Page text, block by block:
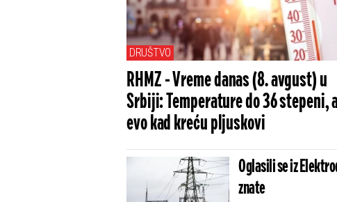
DRUŠTVO
RHMZ - Vreme danas (8. avgust) u
Srbiji: Temperature do 36 stepeni,
evo kad kreću pljuskovi
Oglasili se iz
znate